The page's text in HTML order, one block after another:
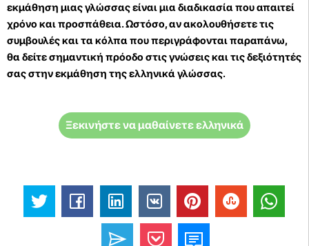
εκμάθηση μιας γλώσσας είναι μια διαδικασία που απαιτεί
χρόνο και προσπάθεια. Ωστόσο, αν ακολουθήσετε τις
συμβουλές και τα κόλπα που περιγράφονται παραπάνω,
θα δείτε σημαντική πρόοδο στις γνώσεις και τις δεξιότητές
σας στην εκμάθηση της ελληνικά γλώσσας.
Ξεκινήστε να μαθαίνετε ελληνικά